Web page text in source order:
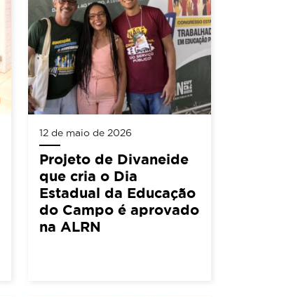
12 de maio de 2026
Projeto de Divaneide
que cria o Dia
Estadual da Educação
do Campo é aprovado
na ALRN